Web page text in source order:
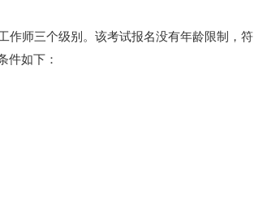
师三个级别。该考试报名没有年龄限制，符
件如下：